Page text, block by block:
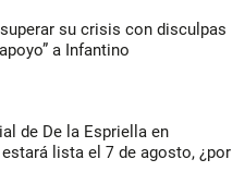
su crisis con disculpas
a Infantino
de De la Espriella en
lista el 7 de agosto, ¿por